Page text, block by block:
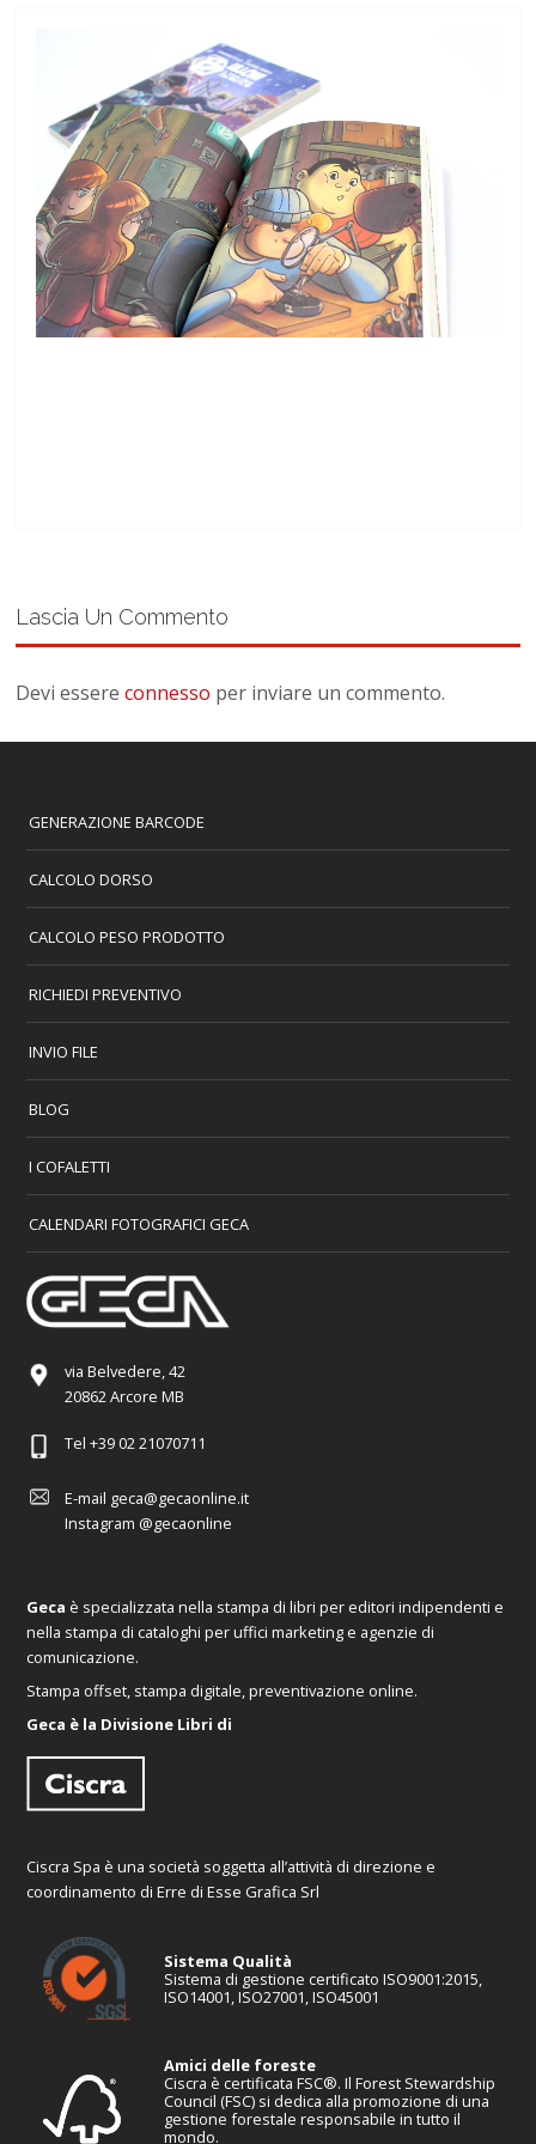
Lascia Un Commento
Devi essereconnesso per inviare un commento.
GENERAZIONE BARCODE
CALCOLO DORSO
CALCOLO PESO PRODOTTO
RICHIEDI PREVENTIVO
INVIO FILE
BLOG
I COFALETTI
CALENDARI FOTOGRAFICI GECA
via Belvedere, 42
20862 Arcore MB
Tel +39 02 21070711
E-mail geca@gecaonline.it
Instagram @gecaonline
Geca è specializzata nella stampa di libri per editori indipendenti e
nella stampa di cataloghi per uffici marketing e agenzie di
comunicazione.
Stampa offset, stampa digitale, preventivazione online.
Geca è la Divisione Libri di
Ciscra Spa è una società soggetta all’attività di direzione e
coordinamento di Erre di Esse Grafica Srl
Sistema Qualità
Sistema di gestione certificato ISO9001:2015,
ISO14001, ISO27001, ISO45001
Amici delle foreste
Ciscra è certificata FSC®. Il Forest Stewardship
Council (FSC) si dedica alla promozione di una
gestione forestale responsabile in tutto il
mondo.